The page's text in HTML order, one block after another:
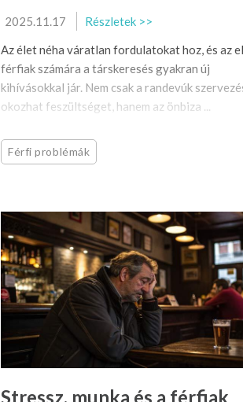
2025.11.17
Részletek >>
Az élet néha váratlan fordulatokat hoz, és az
férfiak számára a társkeresés gyakran új
kihívásokkal jár. Nem csak a randevúk
okozhat feszültséget, hanem az önbiza ...
Férfi problémák
Stressz, munka és a férfiak